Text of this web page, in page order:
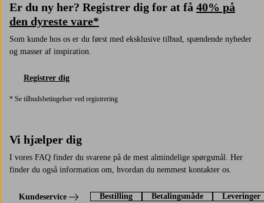
Er du ny her? Registrer dig for at få 40% på
den dyreste vare*
Som kunde hos os er du først med eksklusive tilbud, spændende nyheder
og masser af inspiration.
Registrer dig
* Se tilbudsbetingelser ved registrering
Vi hjælper dig
I vores FAQ finder du svarene på de mest almindelige spørgsmål. Her
finder du også information om, hvordan du nemmest kontakter os.
Kundeservice Bestilling Betalingsmåde Leveringer